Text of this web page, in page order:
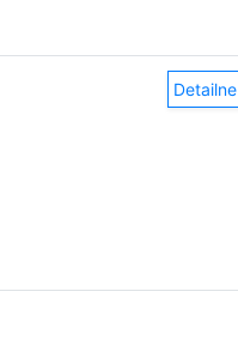
Detailne